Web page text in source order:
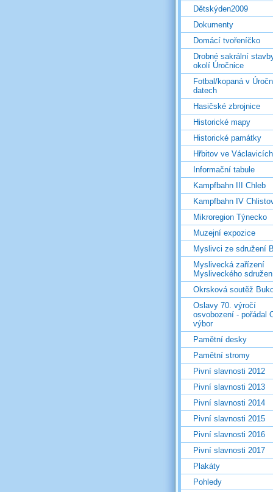
Dětskýden2009
Dokumenty
Domácí tvořeníčko
Drobné sakrální
okolí Úročnice
Fotbal/kopaná v
datech
Hasičské zbrojnice
Historické mapy
Historické památky
Hřbitov ve Václavicích
Informační tabule
Kampfbahn III Chleb
Kampfbahn IV
Mikroregion Týnecko
Muzejní expozice
Myslivci ze sdružení
Myslivecká zařízení
Mysliveckého
Okrsková soutěž
Oslavy 70. výročí
osvobození - pořádal
výbor
Pamětní desky
Pamětní stromy
Pivní slavnosti 2012
Pivní slavnosti 2013
Pivní slavnosti 2014
Pivní slavnosti 2015
Pivní slavnosti 2016
Pivní slavnosti 2017
Plakáty
Pohledy